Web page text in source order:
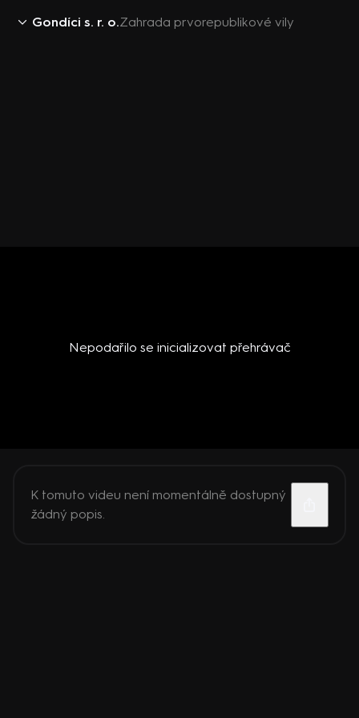
Gondíci s. r. o.Zahrada prvorepublikové vily
Nepodařilo se inicializovat přehrávač
K tomuto videu není momentálně dostupný
žádný popis.